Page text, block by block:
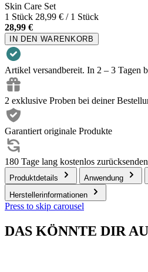
Skin Care Set
1 Stück 28,99 € / 1 Stück
28,99 €
IN DEN WARENKORB
Artikel versandbereit. In 2 – 3 Tagen
2 exklusive Proben bei deiner
Garantiert originale Produkte
180 Tage lang kostenlos zurücksenden
Produktdetails Anwendung
Herstellerinformationen
Press to skip carousel
DAS KÖNNTE DIR